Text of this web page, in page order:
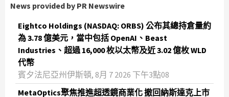
News provided by PR Newswire
Eightco Holdings (NASDAQ: ORBS) 公布其總持倉量約
為 3.78 億美元，當中包括 OpenAI、Beast
Industries、超過 16,000 枚以太幣及近 3.02 億枚 WLD
代幣
賓夕法尼亞州伊斯頓, 8月 7 2026 下午3點08
MetaOptics聚焦推進超透鏡商業化 撤回納斯達克上市